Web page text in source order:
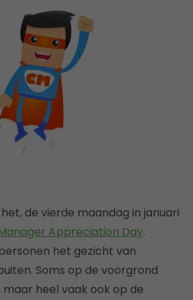
de vierde maandag in januari
Appreciation Day.
het gezicht van
Soms op de voorgrond
heel vaak ook op de